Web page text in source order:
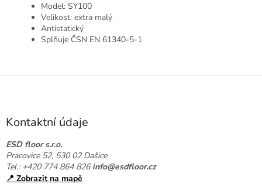
Model: SY100
Velikost: extra malý
Antistatický
Splňuje ČSN EN 61340-5-1
Z
Kontaktní údaje
ESD floor s.r.o.
Pracovice 52, 530 02 Dašice
Tel.: +420 774 864 826info@esdfloor.cz
📍 Zobrazit na mapě